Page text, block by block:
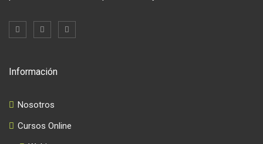
Información
Nosotros
Cursos Online